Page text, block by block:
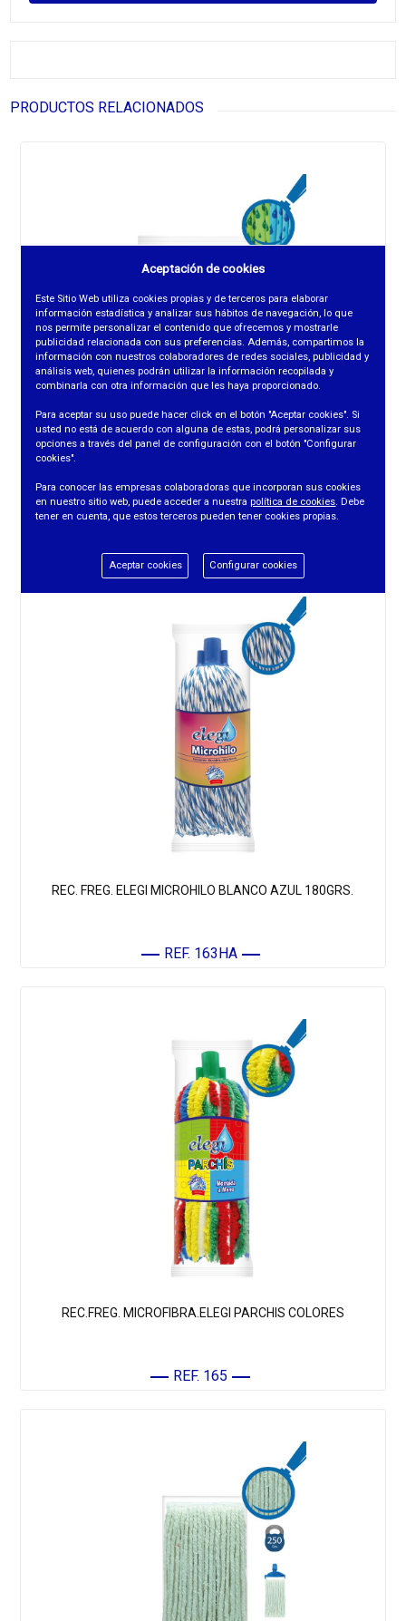
PRODUCTOS RELACIONADOS
REC. FREG. ELEGI MICROHILO BLANCO AZUL 180GRS.
REF. 163HA
REC.FREG. MICROFIBRA.ELEGI PARCHIS COLORES
REF. 165
Aceptación de cookies
Este Sitio Web utiliza cookies propias y de terceros para elaborar
información estadística y analizar sus hábitos de navegación, lo que
nos permite personalizar el contenido que ofrecemos y mostrarle
publicidad relacionada con sus preferencias. Además, compartimos la
información con nuestros colaboradores de redes sociales, publicidad y
análisis web, quienes podrán utilizar la información recopilada y
combinarla con otra información que les haya proporcionado.
Para aceptar su uso puede hacer click en el botón "Aceptar cookies". Si
usted no está de acuerdo con alguna de estas, podrá personalizar sus
opciones a través del panel de configuración con el botón "Configurar
cookies".
Para conocer las empresas colaboradoras que incorporan sus cookies
en nuestro sitio web, puede acceder a nuestra política de cookies. Debe
tener en cuenta, que estos terceros pueden tener cookies propias.
Aceptar cookies Configurar cookies